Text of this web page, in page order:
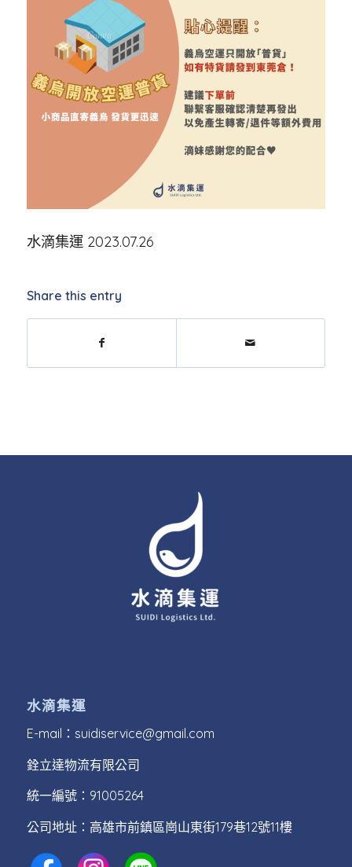
水滴集運 2023.07.26
Share this entry
水滴集運
E-mail： suidiservice@gmail.com
銓立達物流有限公司
統一編號：91005264
公司地址：高雄市前鎮區崗山東街179巷12號11樓